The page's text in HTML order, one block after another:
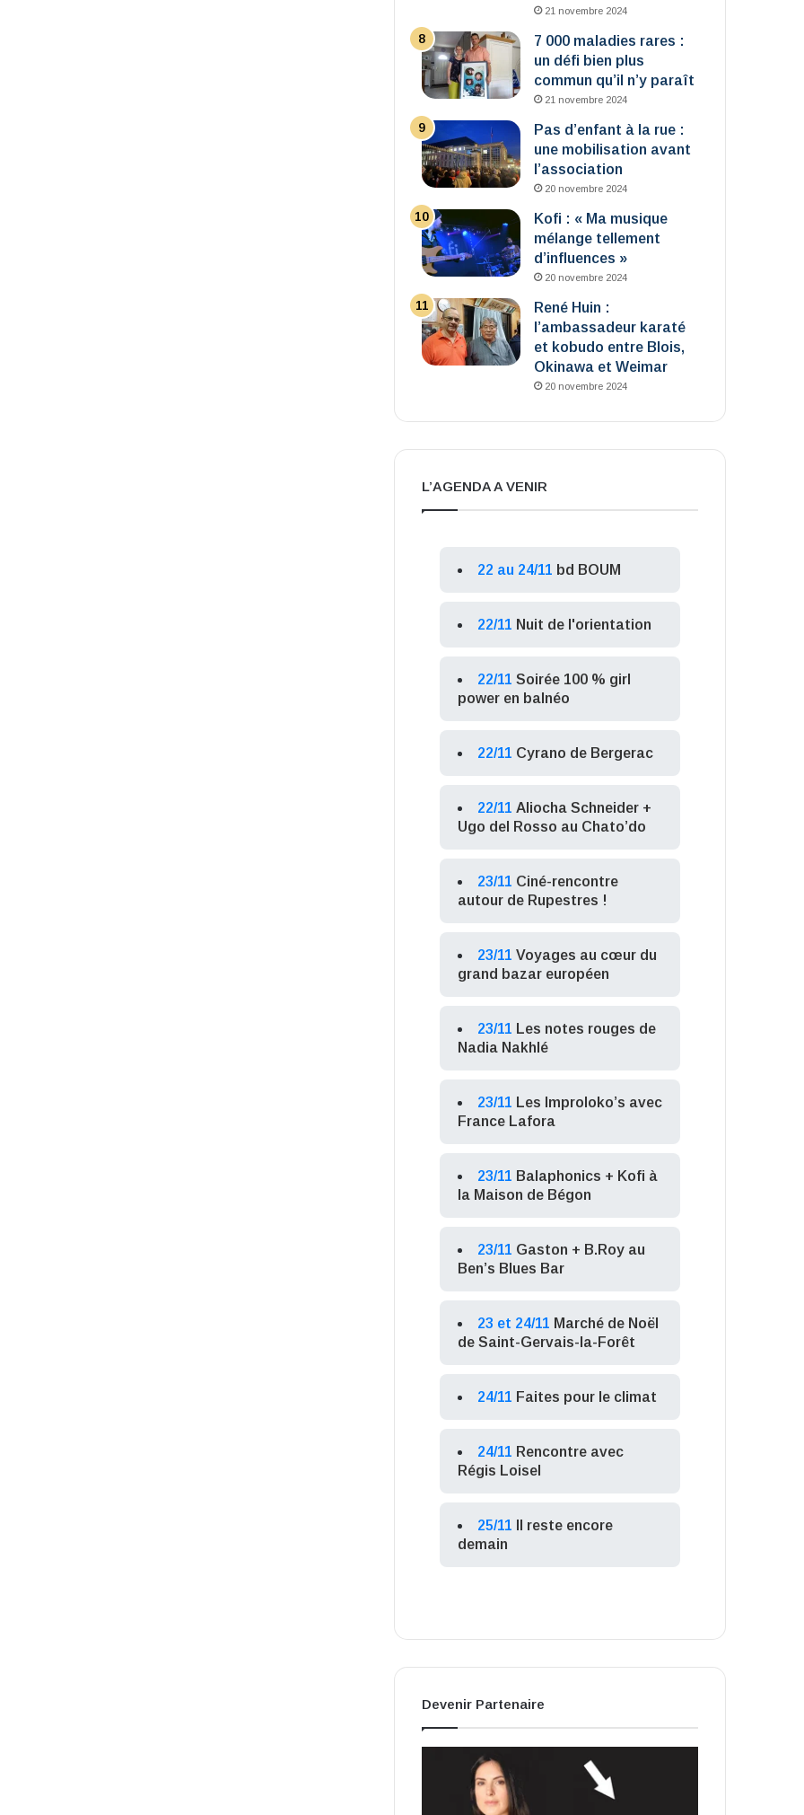
21 novembre 2024
7 000 maladies rares :
un défi bien plus
commun qu’il n’y paraît
21 novembre 2024
Pas d’enfant à la rue :
une mobilisation avant
l’association
20 novembre 2024
Kofi : « Ma musique
mélange tellement
d’influences »
20 novembre 2024
René Huin :
l’ambassadeur karaté
et kobudo entre Blois,
Okinawa et Weimar
20 novembre 2024
L’AGENDA A VENIR
22 au 24/11 bd BOUM
22/11 Nuit de l'orientation
22/11 Soirée 100 % girl
power en balnéo
22/11 Cyrano de Bergerac
22/11 Aliocha Schneider +
Ugo del Rosso au Chato’do
23/11 Ciné-rencontre
autour de Rupestres !
23/11 Voyages au cœur du
grand bazar européen
23/11 Les notes rouges de
Nadia Nakhlé
23/11 Les Improloko’s avec
France Lafora
23/11 Balaphonics + Kofi à
la Maison de Bégon
23/11 Gaston + B.Roy au
Ben’s Blues Bar
23 et 24/11 Marché de Noël
de Saint-Gervais-la-Forêt
24/11 Faites pour le climat
24/11 Rencontre avec
Régis Loisel
25/11
Il reste encore
demain
Devenir Partenaire